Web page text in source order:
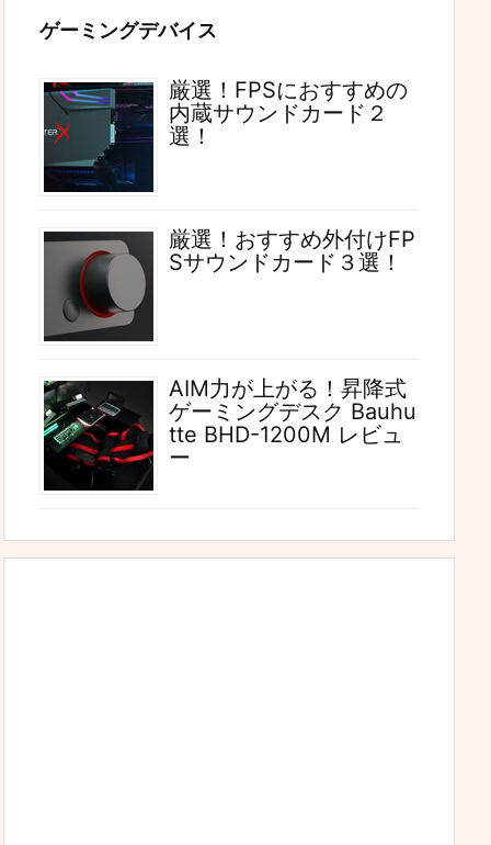
ゲーミングデバイス
厳選！FPSにおすすめの
内蔵サウンドカード２
選！
厳選！おすすめ外付けFP
Sサウンドカード３選！
AIM力が上がる！昇降式
ゲーミングデスク Bauhu
tte BHD-1200M レビュ
ー